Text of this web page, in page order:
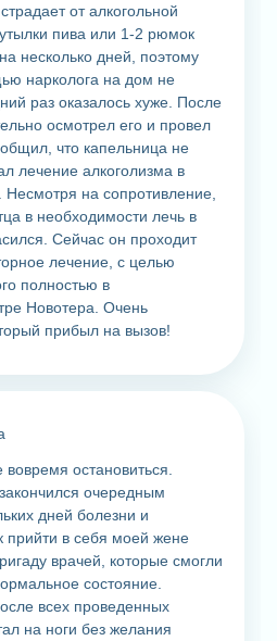
от алкогольной
пива или 1-2 рюмок
несколько дней, поэтому
нарколога на дом не
раз оказалось хуже. После
осмотрел его и провел
что капельница не
лечение алкоголизма в
Несмотря на сопротивление,
в необходимости лечь в
Сейчас он проходит
лечение, с целью
полностью в
Новотера. Очень
прибыл на вызов!
остановиться.
очередным
дней болезни и
прийти в себя моей жене
врачей, которые смогли
состояние.
всех проведенных
на ноги без желания